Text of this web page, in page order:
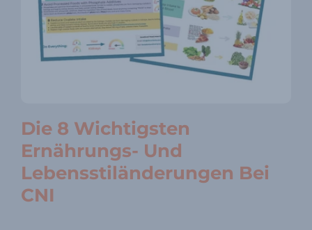
Die 8 Wichtigsten
Ernährungs- Und
Lebensstiländerungen Bei
CNI